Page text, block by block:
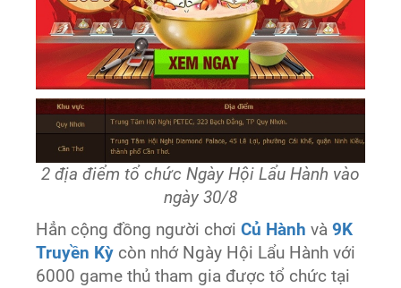
2 địa điểm tổ chức Ngày Hội Lẩu Hành vào
ngày 30/8
Hẳn cộng đồng người chơiCủ Hành và9K
Truyền Kỳ còn nhớ Ngày Hội Lẩu Hành với
6000 game thủ tham gia được tổ chức tại